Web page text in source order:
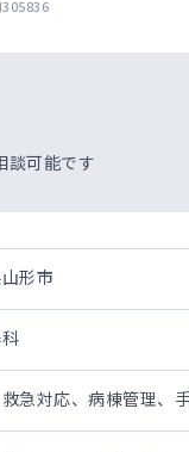
談可能です
形市
急対応、病棟管理、